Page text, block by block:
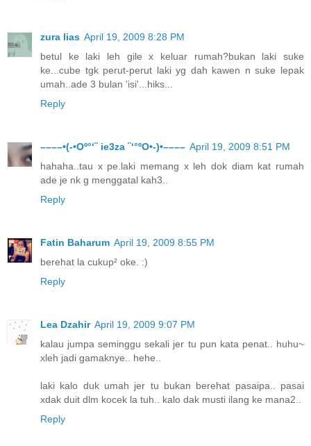
zura lias April 19, 2009 8:28 PM
betul ke laki leh gile x keluar rumah?bukan laki suke
ke...cube tgk perut-perut laki yg dah kawen n suke lepak
umah..ade 3 bulan 'isi'...hiks...
Reply
––––•(-•Oº°‘¨ ie3za ¨‘°ºO•-)•–––– April 19, 2009 8:51 PM
hahaha..tau x pe.laki memang x leh dok diam kat rumah
ade je nk g menggatal kah3..
Reply
Fatin Baharum April 19, 2009 8:55 PM
berehat la cukup² oke. :)
Reply
Lea Dzahir April 19, 2009 9:07 PM
kalau jumpa seminggu sekali jer tu pun kata penat.. huhu~
xleh jadi gamaknye.. hehe..
laki kalo duk umah jer tu bukan berehat pasaipa.. pasai
xdak duit dlm kocek la tuh.. kalo dak musti ilang ke mana2..
Reply